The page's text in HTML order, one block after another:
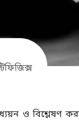
ও বিশ্লেষণ